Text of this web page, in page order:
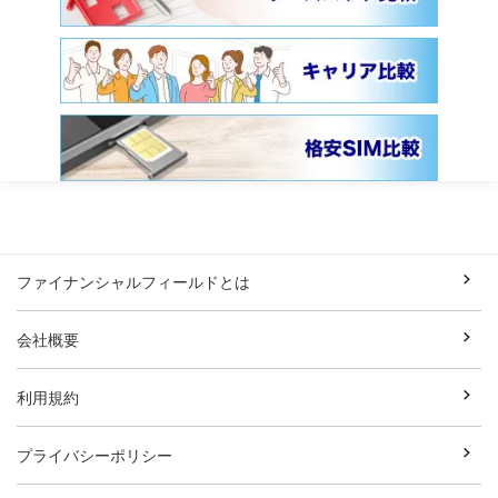
ファイナンシャルフィールドとは
会社概要
利用規約
プライバシーポリシー